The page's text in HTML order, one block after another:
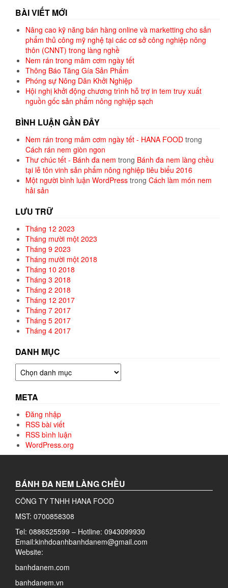
BÀI VIẾT MỚI
Nâng cao kỹ năng bán hàng online và marketting cho sản
phẩm thủ công mỹ nghệ tại các cơ sở công nghiệp nông
thôn (CNNT) trong làng nghề
Nem rán trong mâm cơm ngày tết
Thông Báo Tăng Gía Sản Phẩm
Phóng sự Nông Dân Khởi Nghiệp
Hội nghị khởi động chương trình hỗ trợ in tem truy xuất
nguồn gốc sản phẩm nông nghiệp sạch
BÌNH LUẬN GẦN ĐÂY
Nem rán trong mâm cơm ngày tết - HANA FOOD trong
Cách rán nem giòn ngon
Thư chúc tết - Bánh đa nem trong Bánh đa nem làng chều
tại lễ tôn vinh sản phẩm nông nghiệp tiêu biểu 2016
Một người bình luận WordPress trong Cách làm món nem
hải sản
LƯU TRỮ
Tháng 12 2023
Tháng mười một 2023
Tháng 9 2023
Tháng mười một 2018
Tháng 10 2018
Tháng 3 2018
Tháng 2 2018
Tháng 12 2017
Tháng 7 2017
Tháng 5 2017
Tháng 4 2017
DANH MỤC
Danh
mục
META
Đăng nhập
RSS bài viết
RSS bình luận
WordPress.org
BÁNH ĐA NEM LÀNG CHỀU
CÔNG TY TNHH HANA FOOD
MST: 0700858308
Tel: 0886525599 – Hotline: 0943099930
Email:kinhdoanhbanhdanem@gmail.com
Website:
banhdanem.com
banhdanem.vn